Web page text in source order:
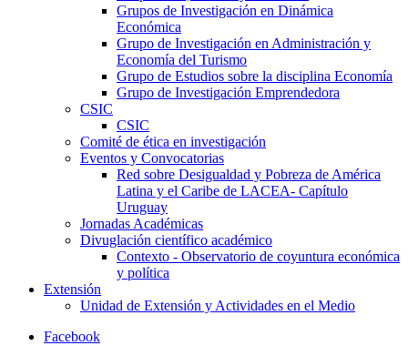
Grupos de Investigación en Dinámica
Económica
Grupo de Investigación en Administración y
Economía del Turismo
Grupo de Estudios sobre la disciplina Economía
Grupo de Investigación Emprendedora
CSIC
CSIC
Comité de ética en investigación
Eventos y Convocatorias
Red sobre Desigualdad y Pobreza de América
Latina y el Caribe de LACEA- Capítulo
Uruguay
Jornadas Académicas
Divuglación científico académico
Contexto - Observatorio de coyuntura económica
y política
Extensión
Unidad de Extensión y Actividades en el Medio
Facebook